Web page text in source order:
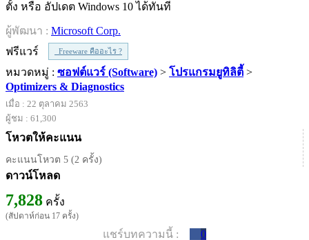
ตั้ง หรือ อัปเดต Windows 10 ได้ทันที
ผู้พัฒนา : Microsoft Corp.
ฟรีแวร์
Freeware คืออะไร ?
หมวดหมู่ : ซอฟต์แวร์ (Software) > โปรแกรมยูทิลิตี้ >
Optimizers & Diagnostics
เมื่อ : 22 ตุลาคม 2563
ผู้ชม : 61,300
โหวตให้คะแนน
คะแนนโหวต 5 (2 ครั้ง)
ดาวน์โหลด
7,828 ครั้ง
(สัปดาห์ก่อน 17 ครั้ง)
แชร์บทความนี้ : 0